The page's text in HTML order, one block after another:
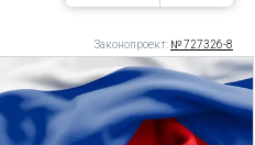
Законопроект: № 727326-8